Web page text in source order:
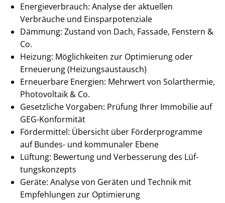
En­er­gie­ver­brauch: Analyse der aktuellen
Verbräuche und Ein­spar­po­ten­zia­le
Dämmung: Zustand von Dach, Fassade, Fenstern &
Co.
Heizung: Möglichkeiten zur Optimierung oder
Erneuerung (Hei­zungs­aus­tausch)
Erneuerbare Energien: Mehrwert von Solarthermie,
Photovoltaik & Co.
Gesetzliche Vorgaben: Prüfung Ihrer Immobilie auf
GEG-Konformität
Fördermittel: Übersicht über Förderprogramme
auf Bundes- und kommunaler Ebene
Lüftung: Bewertung und Verbesserung des Lüf­
tungs­kon­zepts
Geräte: Analyse von Geräten und Technik mit
Empfehlungen zur Optimierung